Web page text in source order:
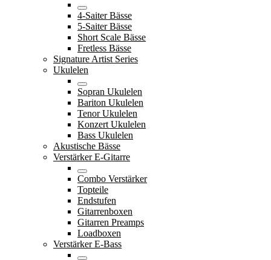
4-Saiter Bässe
5-Saiter Bässe
Short Scale Bässe
Fretless Bässe
Signature Artist Series
Ukulelen
Sopran Ukulelen
Bariton Ukulelen
Tenor Ukulelen
Konzert Ukulelen
Bass Ukulelen
Akustische Bässe
Verstärker E-Gitarre
Combo Verstärker
Topteile
Endstufen
Gitarrenboxen
Gitarren Preamps
Loadboxen
Verstärker E-Bass